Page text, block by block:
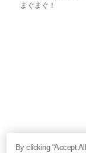
まぐまぐ！
By clicking “Accept